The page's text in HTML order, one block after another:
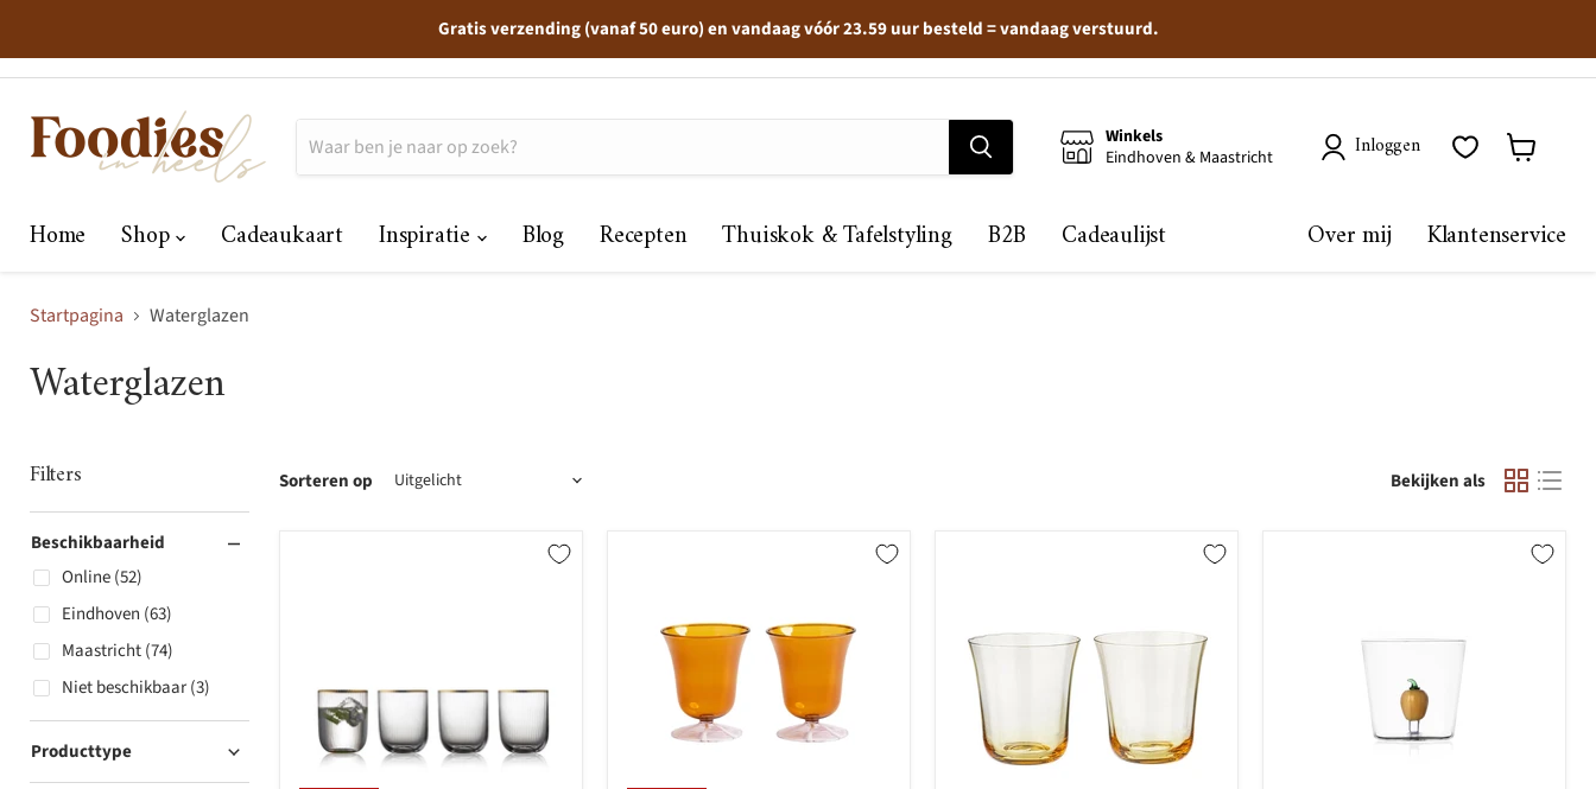
Gratis verzending (vanaf 50 euro) en vandaag vóór 23.59 uur besteld = vandaag verstuurd.
Winkels
Eindhoven & Maastricht
Inloggen
Home Shop Cadeaukaart Inspiratie Blog Recepten Thuiskok & Tafelstyling B2B Cadeaulijst Over mij Klantenservice
Startpagina Waterglazen
Waterglazen
Filters
Beschikbaarheid
Eindhoven (63)
Maastricht (74)
Niet beschikbaar (3)
Online (52)
Producttype
Sorteren op Bekijken als